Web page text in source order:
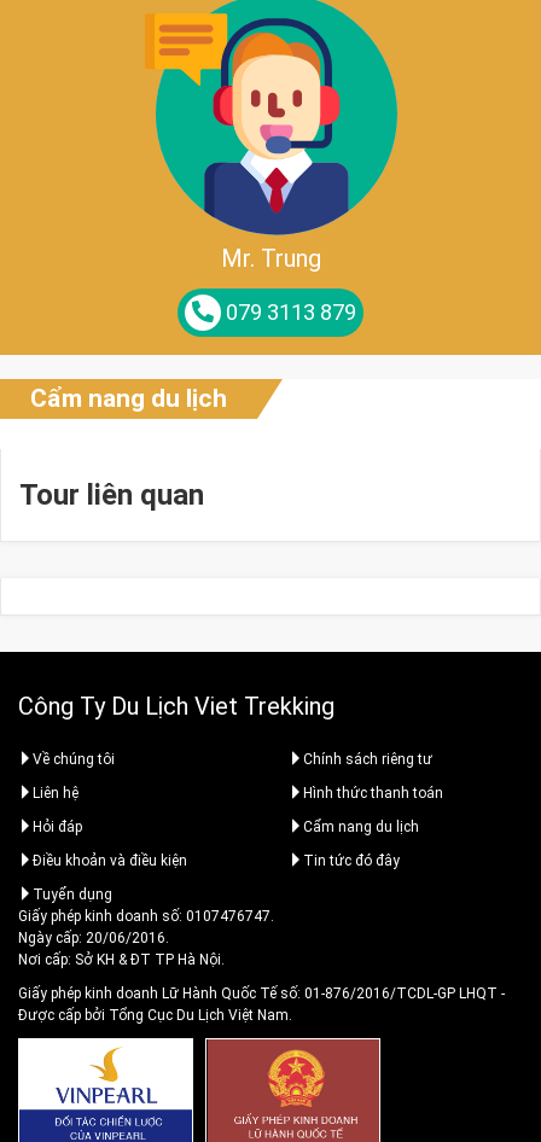
Mr. Trung
079 3113 879
Cẩm nang du lịch
Tour liên quan
Công Ty Du Lịch Viet Trekking
Về chúng tôi
Chính sách riêng tư
Liên hệ
Hình thức thanh toán
Hỏi đáp
Cẩm nang du lịch
Điều khoản và điều kiện
Tin tức đó đây
Tuyển dụng
Giấy phép kinh doanh số: 0107476747.
Ngày cấp: 20/06/2016.
Nơi cấp: Sở KH & ĐT TP Hà Nội.
Giấy phép kinh doanh Lữ Hành Quốc Tế số: 01-876/2016/TCDL-GP LHQT -
Được cấp bởi Tổng Cục Du Lịch Việt Nam.